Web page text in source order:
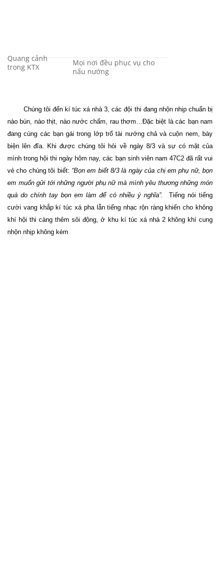
Quang cảnh
trong KTX
Mọi nơi đều phục vụ cho
nấu nướng
Chúng tôi đến kí túc xá nhà 3, các đội thi đang nhộn nhịp chuẩn bị
nào bún, nào thịt, nào nước chấm, rau thơm…Đặc biệt là các bạn nam
đang cùng các bạn gái trong lớp trổ tài nướng chả và cuộn nem, bày
biện lên đĩa. Khi được chúng tôi hỏi về ngày 8/3 và sự có mặt của
mình trong hội thi ngày hôm nay, các bạn sinh viên nam 47C2 đã rất vui
vẻ cho chúng tôi biết: “Bọn em biết 8/3 là ngày của chị em phụ nữ, bọn
em muốn gửi tới những người phụ nữ mà mình yêu thương những món
quà do chính tay bọn em làm để có nhiều ý nghĩa”.
Tiếng nói tiếng
cười vang khắp kí túc xá pha lẫn tiếng nhạc rộn ràng khiến cho không
khí hội thi càng thêm sôi động, ở khu kí túc xá nhà 2 không khí cung
nhộn nhịp không kém